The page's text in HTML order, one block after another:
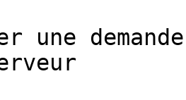
une